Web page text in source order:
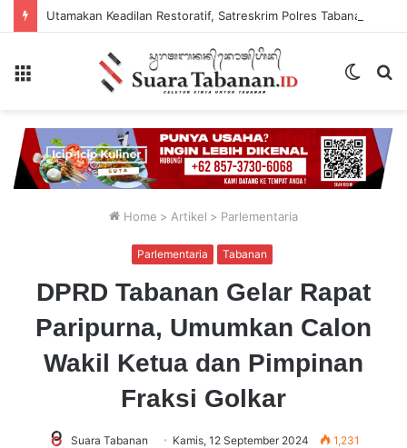
Switch
Home > Artikel > Parlementaria
Parlementaria Tabanan
DPRD Tabanan Gelar Rapat
Paripurna, Umumkan Calon
Wakil Ketua dan Pimpinan
Fraksi Golkar
Suara Tabanan Kamis, 12 September 2024 1,231